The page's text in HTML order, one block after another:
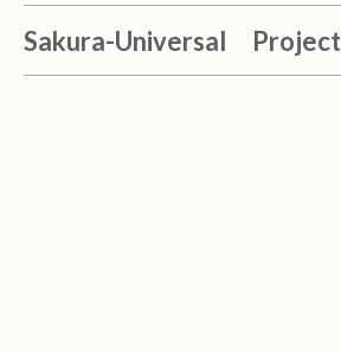
Sakura-Universal Project